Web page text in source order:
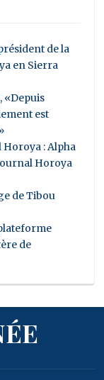
de la
en Sierra
«Depuis
est
Horoya : Alpha
Horoya
de Tibou
de